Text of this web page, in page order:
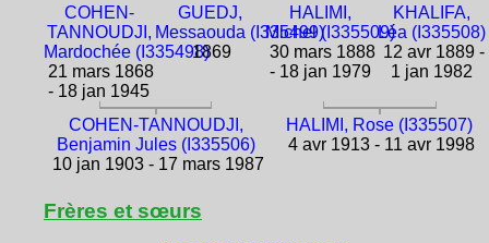
COHEN-
TANNOUDJI,
Mardochée (I335498)
21 mars 1868
- 18 jan 1945
GUEDJ,
Messaouda (I335499)
1869
HALIMI,
Michel (I335509)
30 mars 1888
- 18 jan 1979
KHALIFA,
Léa (I335508)
12 avr 1889 -
1 jan 1982
COHEN-TANNOUDJI,
Benjamin Jules (I335506)
10 jan 1903 - 17 mars 1987
HALIMI, Rose (I335507)
4 avr 1913 - 11 avr 1998
Frères et sœurs